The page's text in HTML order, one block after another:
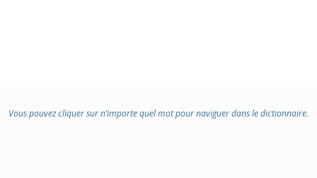
Vous pouvez cliquer sur n’importe quel mot pour naviguer dans le dictionnaire.